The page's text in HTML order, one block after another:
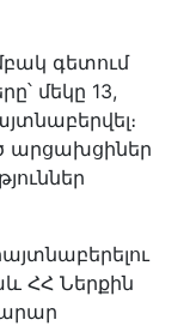
գետում
մեկը 13,
արցախցիներ
ՀՀ Ներքին